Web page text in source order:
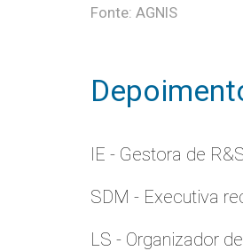
Fonte: AGNIS
IE - Gestora de
SDM - Executiva
LS - Organizador